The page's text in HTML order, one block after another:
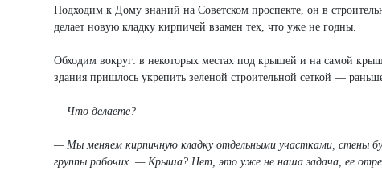
Подходим к Дому знаний на Советском проспекте, он в
делает новую кладку кирпичей взамен тех, что уже не годны.
Обходим вокруг: в некоторых местах под крышей и на самой
здания пришлось укрепить зеленой строительной сеткой —
— Что делаете?
— Мы меняем кирпичную кладку отдельными участками, стены
группы рабочих. — Крыша? Нет, это уже не наша задача, ее